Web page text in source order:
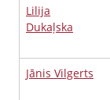
Lilija
Dukaļska
Jānis Vilgerts